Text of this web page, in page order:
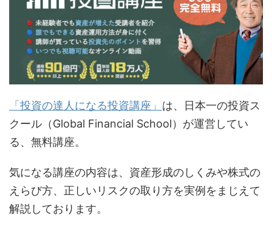
「投資の達人になる投資講座」 は、日本一の投資ス
クール（Global Financial School）が運営してい
る、無料講座。
気になる講座の内容は、資産形成のしくみや株式の
えらび方、正しいリスクの取り方を実例をまじえて
解説しております。